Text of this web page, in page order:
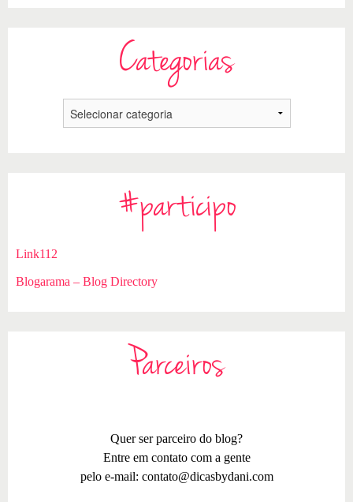
Categorias
#participo
Link112
Blogarama – Blog Directory
Parceiros
Quer ser parceiro do blog?
Entre em contato com a gente
pelo e-mail: contato@dicasbydani.com